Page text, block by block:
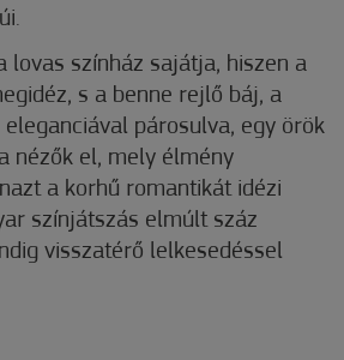
lovas színház sajátja, hiszen a
s a benne rejlő báj, a
párosulva, egy örök
nézők el, mely élmény
a korhű romantikát idézi
színjátszás elmúlt száz
visszatérő lelkesedéssel